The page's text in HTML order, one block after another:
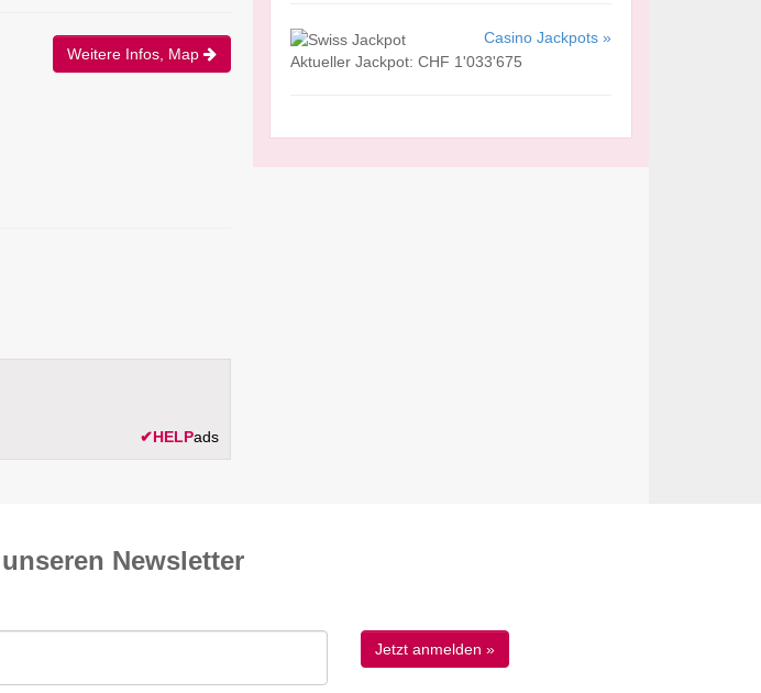
Weitere Infos, Map
✔HELPads
Casino Jackpots »
Aktueller Jackpot: CHF 1'033'675
News­letter